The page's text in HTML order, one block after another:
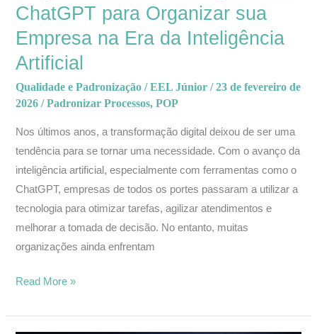
ChatGPT para Organizar sua
Empresa na Era da Inteligência
Artificial
Qualidade e Padronização /EEL Júnior/23 de fevereiro de
2026/Padronizar Processos,POP
Nos últimos anos, a transformação digital deixou de ser uma
tendência para se tornar uma necessidade. Com o avanço da
inteligência artificial, especialmente com ferramentas como o
ChatGPT, empresas de todos os portes passaram a utilizar a
tecnologia para otimizar tarefas, agilizar atendimentos e
melhorar a tomada de decisão. No entanto, muitas
organizações ainda enfrentam
Inteligência
Artificial
Read More »